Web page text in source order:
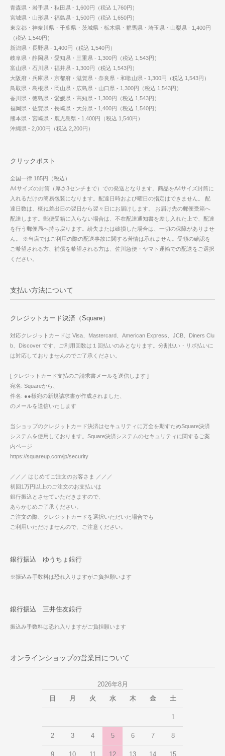
青森県・岩手県・秋田県 - 1,600円（税込 1,760円）
宮城県・山形県・福島県 - 1,500円（税込 1,650円）
東京都・神奈川県・千葉県・茨城県・栃木県・群馬県・埼玉県・山梨県 - 1,400円
（税込 1,540円）
新潟県・長野県 - 1,400円（税込 1,540円）
岐阜県・静岡県・愛知県・三重県 - 1,300円（税込 1,543円）
富山県・石川県・福井県 - 1,300円（税込 1,543円）
大阪府・兵庫県・京都府・滋賀県・奈良県・和歌山県 - 1,300円（税込 1,543円）
鳥取県・島根県・岡山県・広島県・山口県 - 1,300円（税込 1,543円）
香川県・徳島県・愛媛県・高知県 - 1,300円（税込 1,543円）
福岡県・佐賀県・長崎県・大分県 - 1,400円（税込 1,540円）
熊本県・宮崎県・鹿児島県 - 1,400円（税込 1,540円）
沖縄県 - 2,000円（税込 2,200円）
クリックポスト
全国一律 185円（税込）
A4サイズの封筒（厚さ3センチまで）での発送となります。商品をA4サイズ封筒に
入れるだけの簡易包装になります。配達日時および曜日の指定はできません。 配
達日数は、概ね差出日の翌日から翌々日にお届けします。 お届け先の郵便受箱へ
配達します。郵便受箱に入らない場合は、不在配達通知書を差し入れた上で、配達
を行う郵便局へ持ち戻ります。紛失または破損した場合は、一切の保障がありませ
ん。 ※当店ではご利用の際の配送事故に関する苦情は承れません。受領の確認を
ご希望される方、補償を希望される方は、佐川急便・ヤマト運輸での配送をご選択
ください。
支払い方法について
クレジットカード決済（Square）
対応クレジットカードは Visa、Mastercard、American Express、JCB、Diners Clu
b、Discover です。ご利用回数は１回払いのみとなります。分割払い・リボ払いに
は対応しておりませんのでご了承ください。
[ クレジットカード支払のご請求書メールを送信します ]
宛名: Squareから、
件名: ●●様宛の新規請求書が作成されました、
のメールを送信いたします
当ショップのクレジットカード決済はセキュリティに万全を期すためSquare決済
システムを使用しております。Square決済システムのセキュリティに関するご案
内ページ
https://squareup.com/jp/security
／／／ はじめてご注文のお客さま ／／／
初回1万円以上のご注文のお支払いは
銀行振込とさせていただきますので、
あらかじめご了承ください。
ご注文の際、クレジットカードを選択いただいた場合でも
ご利用いただけませんので、ご注意ください。
銀行振込 ゆうちょ銀行
※振込み手数料は恐れ入りますがご負担願います
銀行振込 三井住友銀行
振込み手数料は恐れ入りますがご負担願います
オンラインショップの営業日について
2026年8月
日
月 火 水 木 金 土
1
2 3 4 5 6 7 8